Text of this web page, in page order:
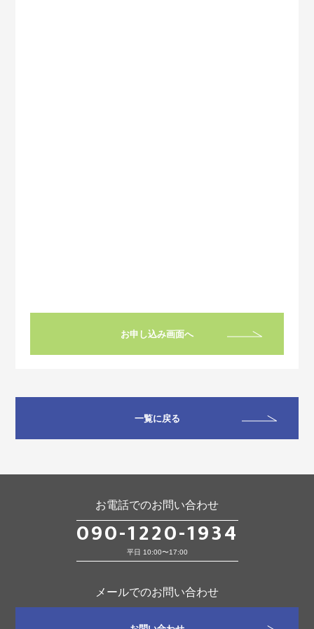
お申し込み画面へ
一覧に戻る
お電話でのお問い合わせ
090-1220-1934
平日 10:00〜17:00
メールでのお問い合わせ